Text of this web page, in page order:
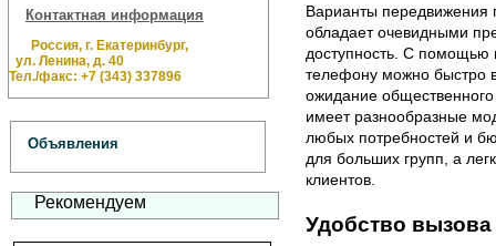
Контактная информация
Россия, г. Екатеринбург,
ул. Ленина, д. 40
Тел./факс: +7 (343) 337896
Объявления
Рекомендуем
Варианты передвижения
обладает очевидными
доступность. С
телефону можно быстро
ожидание
имеет разнообразные
любых потребностей и
для больших групп, а
клиентов.
Удобство вызова